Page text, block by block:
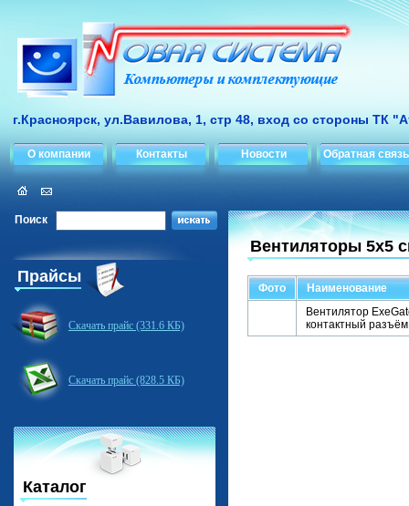
г.Красноярск, ул.Вавилова, 1, стр 48, вход со стороны ТК
О компании Контакты Новости Обратная связь
Поиск
Прайсы
Скачать прайс (331.6 КБ)
Скачать прайс (828.5 КБ)
Каталог
Вентиляторы 5x5
Фото
Наименование
Вентилятор
контактный